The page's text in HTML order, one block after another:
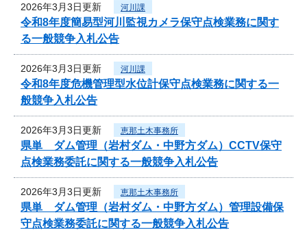
2026年3月3日更新 河川課
令和8年度簡易型河川監視カメラ保守点検業務に関す
る一般競争入札公告
2026年3月3日更新 河川課
令和8年度危機管理型水位計保守点検業務に関する一
般競争入札公告
2026年3月3日更新 恵那土木事務所
県単 ダム管理（岩村ダム・中野方ダム）CCTV保守
点検業務委託に関する一般競争入札公告
2026年3月3日更新 恵那土木事務所
県単 ダム管理（岩村ダム・中野方ダム）管理設備保
守点検業務委託に関する一般競争入札公告